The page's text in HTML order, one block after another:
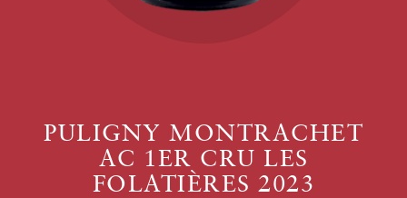
PULIGNY MONTRACHET
AC 1ER CRU LES
FOLATIÈRES 2023